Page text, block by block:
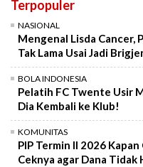
Terpopuler
NASIONAL
Mengenal Lisda Cancer,
Tak Lama Usai Jadi
BOLA INDONESIA
Pelatih FC Twente Usir
Dia Kembali ke Klub!
KOMUNITAS
PIP Termin II 2026
Ceknya agar Dana Tidak